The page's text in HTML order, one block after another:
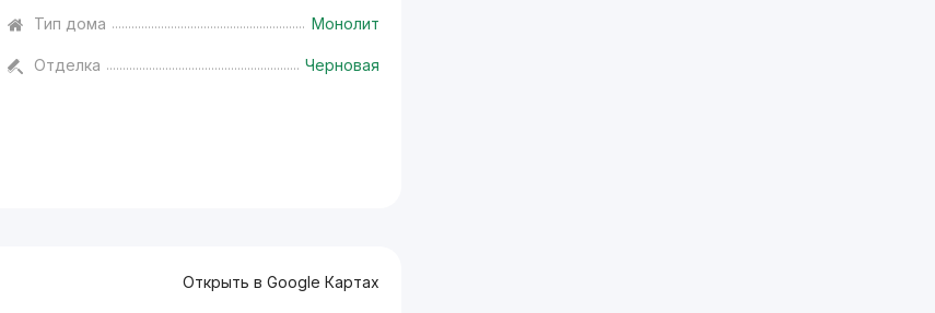
Тип дома Монолит
Отделка Черновая
Открыть в Google Картах